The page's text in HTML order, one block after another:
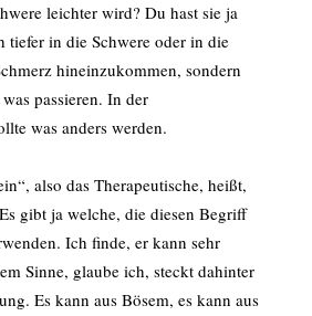
leichter wird? Du hast sie ja
tiefer in die Schwere oder in die
hineinzukommen, sondern
passieren. In der
was anders werden.
also das Therapeutische, heißt,
gibt ja welche, die diesen Begriff
Ich finde, er kann sehr
Sinne, glaube ich, steckt dahinter
Es kann aus Bösem, es kann aus